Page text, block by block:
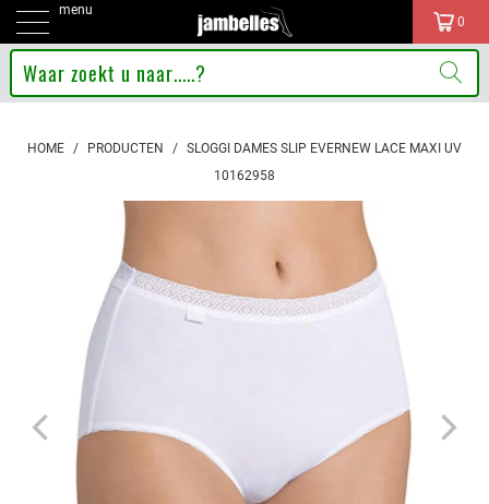
menu
0
HOME / PRODUCTEN / SLOGGI DAMES SLIP EVERNEW LACE MAXI UV
10162958